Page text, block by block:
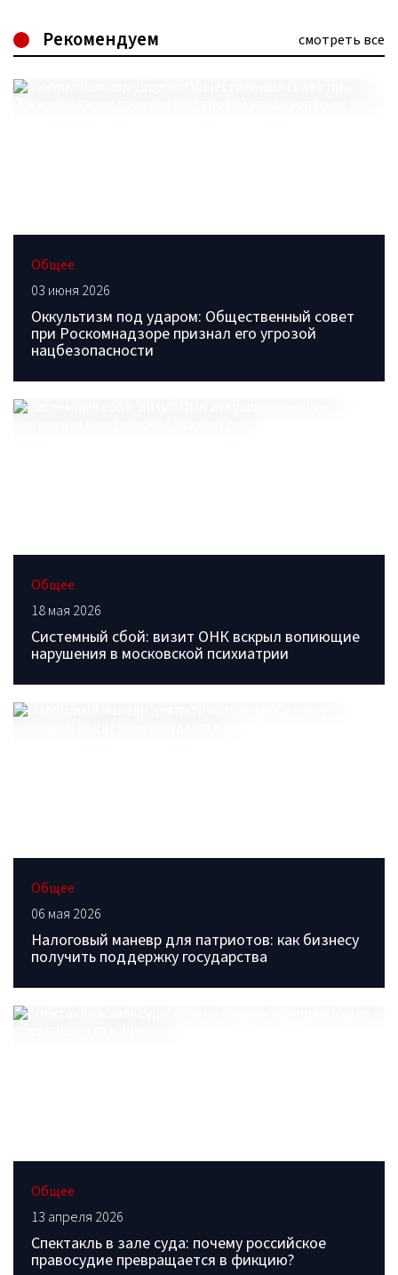
Рекомендуем смотреть все
Общее
03 июня 2026
Оккультизм под ударом: Общественный совет
при Роскомнадзоре признал его угрозой
нацбезопасности
Общее
18 мая 2026
Системный сбой: визит ОНК вскрыл вопиющие
нарушения в московской психиатрии
Общее
06 мая 2026
Налоговый маневр для патриотов: как бизнесу
получить поддержку государства
Общее
13 апреля 2026
Спектакль в зале суда: почему российское
правосудие превращается в фикцию?